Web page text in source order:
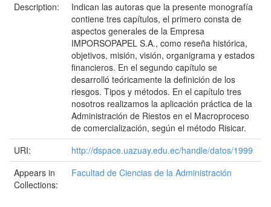
Description:
Indican las autoras que la presente monografía
contiene tres capítulos, el primero consta de
aspectos generales de la Empresa
IMPORSOPAPEL S.A., como reseña histórica,
objetivos, misión, visión, organigrama y estados
financieros. En el segundo capítulo se
desarrolló teóricamente la definición de los
riesgos. Tipos y métodos. En el capítulo tres
nosotros realizamos la aplicación práctica de la
Administración de Riestos en el Macroproceso
de comercialización, según el método Risicar.
URI:
http://dspace.uazuay.edu.ec/handle/datos/1999
Appears in
Collections:
Facultad de Ciencias de la Administración